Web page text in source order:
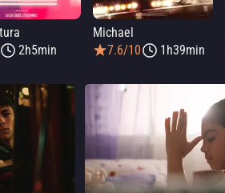
2h5min
Michael
7.6/10
1h39min